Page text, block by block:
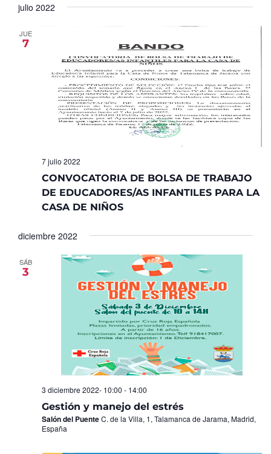
julio 2022
JUE
7
CONVOCATORIA DE BOLSA DE TRABAJO
DE EDUCADORES/AS INFANTILES PARA LA
CASA DE NIÑOS
7 julio 2022
diciembre 2022
SÁB
3
Gestión y manejo del estrés
3 diciembre 2022- 10:00 - 14:00
Salón del PuenteC. de la Villa, 1, Talamanca de Jarama, Madrid,
España